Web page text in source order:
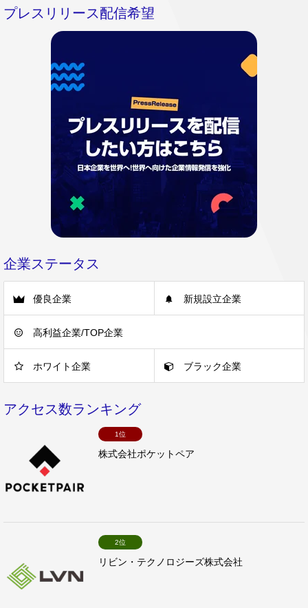
プレスリリース配信希望
企業ステータス
優良企業 新規設立企業
高利益企業/TOP企業
ホワイト企業 ブラック企業
アクセス数ランキング
1位
株式会社ポケットペア
2位
リビン・テクノロジーズ株式会社